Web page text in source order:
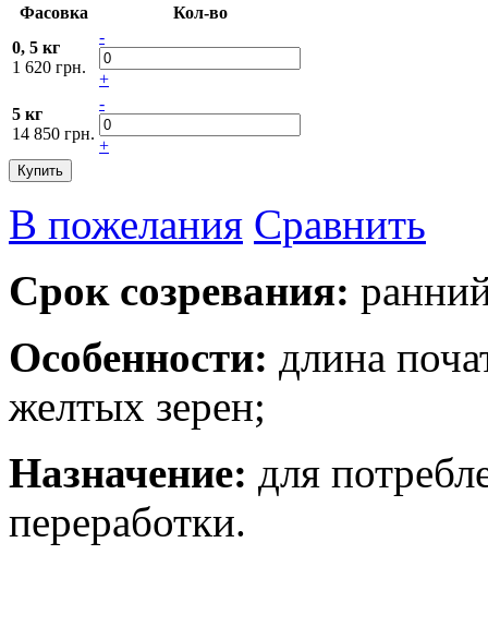
Фасовка
Кол-во
0, 5 кг
1 620 грн.
-
+
5 кг
14 850 грн.
-
+
Купить
В пожелания Сравнить
Срок созревания:
Особенности: длина
желтых зерен;
Назначение: для
переработки.